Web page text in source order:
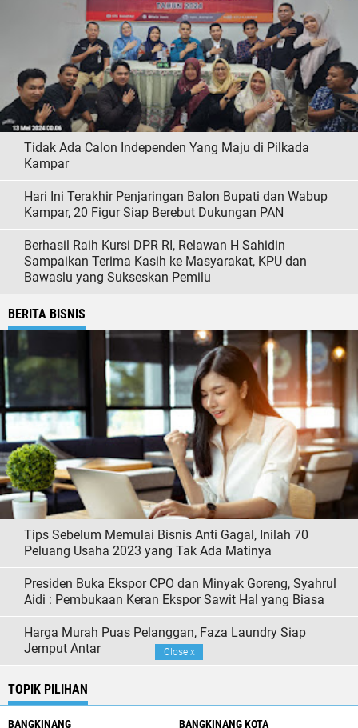
Tidak Ada Calon Independen Yang Maju di Pilkada
Kampar
Hari Ini Terakhir Penjaringan Balon Bupati dan Wabup
Kampar, 20 Figur Siap Berebut Dukungan PAN
Berhasil Raih Kursi DPR RI, Relawan H Sahidin
Sampaikan Terima Kasih ke Masyarakat, KPU dan
Bawaslu yang Sukseskan Pemilu
BERITA BISNIS
Tips Sebelum Memulai Bisnis Anti Gagal, Inilah 70
Peluang Usaha 2023 yang Tak Ada Matinya
Presiden Buka Ekspor CPO dan Minyak Goreng, Syahrul
Aidi : Pembukaan Keran Ekspor Sawit Hal yang Biasa
Harga Murah Puas Pelanggan, Faza Laundry Siap
Jemput Antar
TOPIK PILIHAN
BANGKINANG BANGKINANG KOTA
Close x